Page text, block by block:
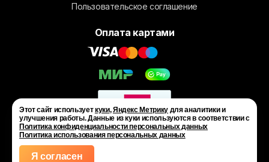
Этот сайт используеткуки,Яндекс Метрику для аналитики и
улучшения работы. Данные из куки используются в соответствии с
Политика конфиденциальности персональных данных
Политика использования персональных данных
Я согласен
Пользовательское соглашение
Оплата картами